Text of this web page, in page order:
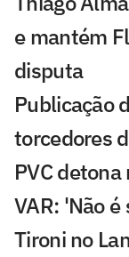
e mantém
disputa
Publicação
torcedores
PVC
VAR: 'Não é
Tironi no